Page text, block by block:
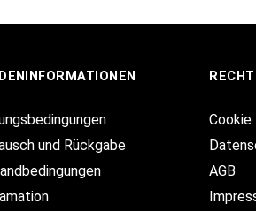
und Rückgabe
Cookie
AGB